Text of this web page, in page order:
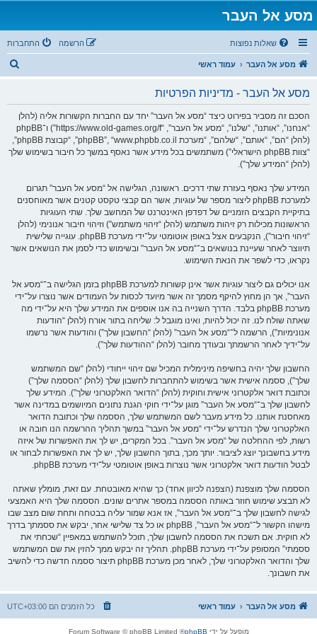
מסע אל העבר
שאלות נפוצות התחברות הרשמה
מסע אל העבר עמוד ראשי
מסע אל העבר - מדיניות הפרטיות
הסכם זה מסביר בפירוט כיצד “מסע אל העבר” יחד עם החברות הקשורות אליה (להלן
“אנחנו”, “אותנו”, “שלנו”, “מסע אל העבר”, “https://www.old-games.org/f”) ו־phpBB
(להלן “הם”, “אותם”, “שלהם”, “מערכת phpBB”, “www.phpbb.co.il”, “קבוצת phpBB”,
“צוות phpBB הישראלי”) משתמשים בכל מידע אשר נאסף במשך כל חיבור בשימוש שלך
(להלן “המידע שלך”).
המידע שלך נאסף בעזרת שתי דרכים. ראשונה, הגלישה אל “מסע אל העבר” תגרום
למערכת phpBB ליצור מספר של עוגיות, אשר הם קבצי טקסט קטנים אשר מאוחסנים
בתיקיית הקבצים הזמניים של דפדפן האינטרנט של המחשב שלך. שתי העוגיות
הראשונות מכילות רק זיהות משתמש (להלן “זיהוי משתמש”) וזיהוי חיבור אנונימי (להלן
“זיהוי חיבור”), הנקבעים אצל באופן אוטומטי על־ידי מערכת phpBB. עוגייה שלישית
תיווצר לאחר שעיינת בנושאים ב־“מסע אל העבר” ובשימוש כדי לסמן את הנושאים אשר
נקראו, כדי לשפר את הנאת השימוש.
אנו יכולים גם ליצור עוגיות אשר אינן קשורות למערכת phpBB בזמן הגלישה ב־“מסע אל
העבר”, אך הן מחוץ להיקף מסמך זה אשר מיועד לכסות על העמודים אשר נוצרו על־ידי
מערכת phpBB בלבד. הדרך השנייה בה אנו אוספים את המידע שלך היא על־ידי מה
שאתה שולח לנו. זה יכול להיות, ואינו מוגבל ל: שליחה בתור אורח (להלן “הודעות
אנונימיות”), הרשמה ל־“מסע אל העבר” (להלן “החשבון שלך”) והודעות אשר נרשמו
על־ידיך לאחר הרשמתך ובעודך מחובר (להלן “ההודעות שלך”).
החשבון שלך יהיה בחשיפה מינימלית המכיל שם זיהוי ייחודי (להלן “שם המשתמש
שלך”), ססמה אישית אשר בשימוש להתחברות לחשבון שלך (להלן “הססמה שלך”)
וכתובת דואר אלקטרוני אישית וחוקית (להלן “הדואר האלקטרוני שלך”). המידע שלך
לחשבון שלך ב־“מסע אל העבר” מוגן על־ידי חוקי הגנת נתונים המיושמים במדינה אשר
מאחסנת אותנו. כל מידע מעבר לשם המשתמש שלך, הססמה שלך וכתובת הדואר
האלקטרוני שלך הנדרש על־ידי “מסע אל העבר” במשך תהליך ההרשמה הנו חובה או
רשות, לפי ההחלטה של “מסע אל העבר”. בכל המקרים, יש לך את האפשרות של איזה
מידע בחשבונך יוצג לציבור. יותך מכך, בתוך החשבון שלך, יש לך את האפשרות לבחור או
לבטל הודעות דואר אלקטרוני אשר נוצרות באופן אוטומטי על־ידי מערכת phpBB.
הססמה שלך מוצפנת (הצפנה לכיוון אחד) כך שהיא מאובטחת. עם זאת, מומלץ שאתה
לא תבצע שימוש חוזר באותה הססמה במספר אתרים שונים. הססמה שלך היא האמצעי
לגישה לחשבון שלך ב־“מסע אל העבר”, אז אנא שמור עליה בבטחה ותחת שום מצב שבו
מישהו הקשור ל־“מסע אל העבר”, phpBB או כל צד שלישי אחר, יבקש את ססמתך בדרך
לא חוקית. אם תשכח את הססמה לחשבון שלך, תוכל להשתמש במאפיין “שכחתי את
ססמתי” המסופק על־ידי מערכת phpBB. תהליך זה יבקש ממך להזין את שם המשתמש
שלך והדואר האלקטרוני שלך, לאחר מכן מערכת phpBB תיצור ססמה חדשה כדי להשיב
את חשבונך.
מסע אל העבר עמוד ראשי כל הזמנים הם UTC+03:00
מופעל על ידי phpBB
® Forum Software © phpBB Limited